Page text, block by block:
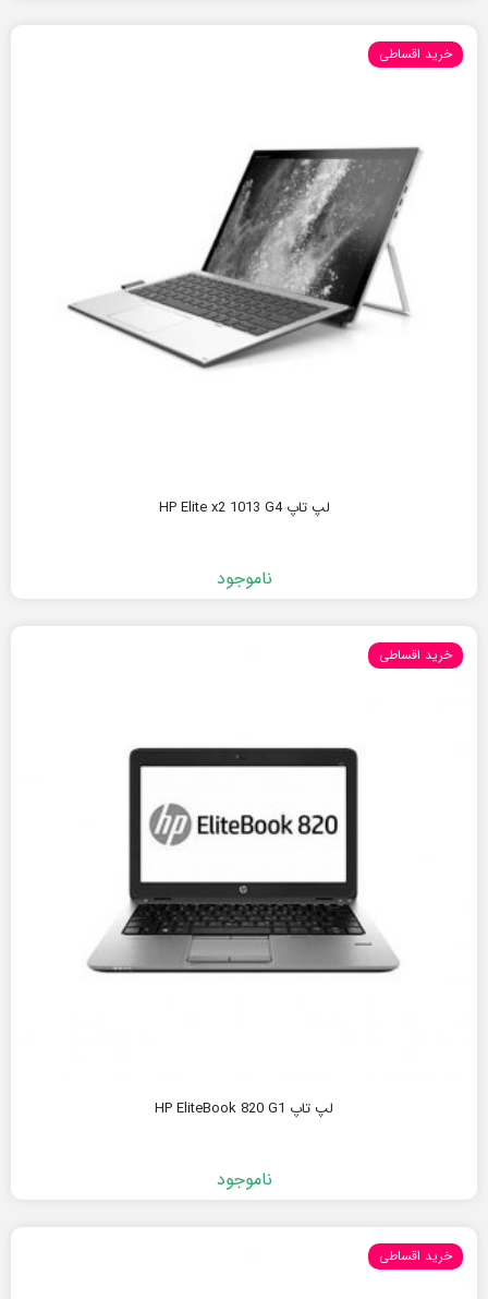
خرید اقساطی
لپ تاپ HP Elite x2 1013 G4
ناموجود
خرید اقساطی
لپ تاپ HP EliteBook 820 G1
ناموجود
خرید اقساطی